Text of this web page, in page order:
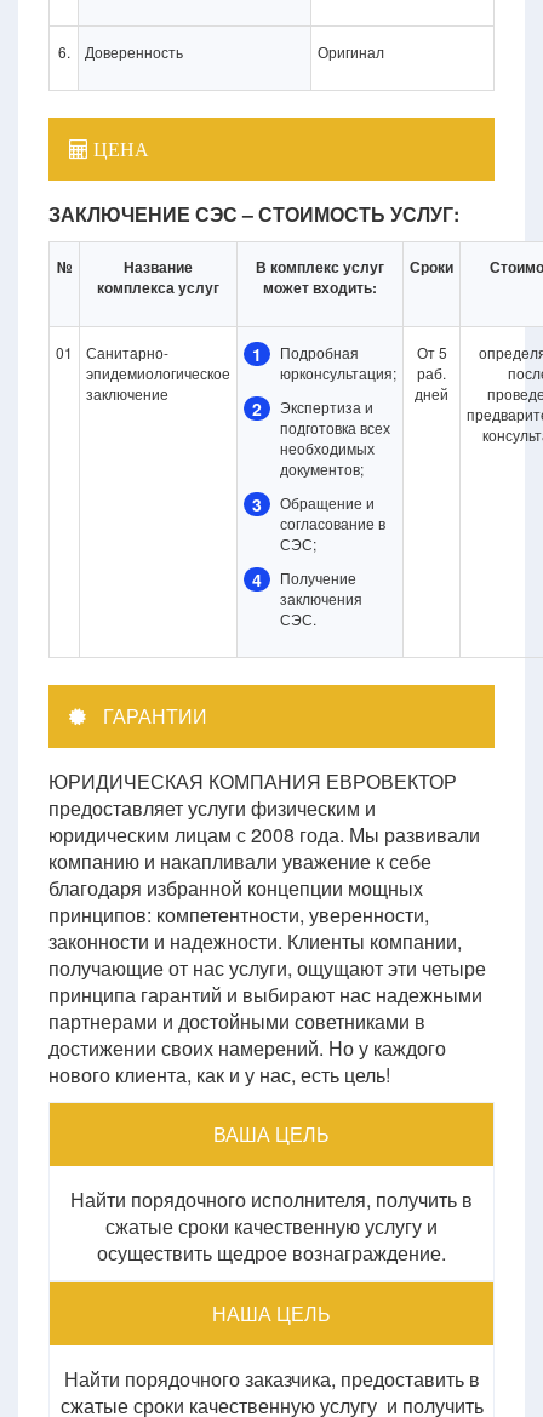
6. Доверенность Оригинал
ЦЕНА
ЗАКЛЮЧЕНИЕ СЭС – СТОИМОСТЬ УСЛУГ:
№
Название
комплекса услуг
В комплекс услуг
может входить:
Сроки
01
Санитарно-
эпидемиологическое
заключение
1
Подробная
юрконсультация;
2
Экспертиза и
подготовка всех
необходимых
документов;
3
Обращение и
согласование в
СЭС;
4
Получение
заключения
СЭС.
От 5
раб.
дней
ГАРАНТИИ
ЮРИДИЧЕСКАЯ КОМПАНИЯ ЕВРОВЕКТОР
предоставляет услуги физическим и
юридическим лицам с 2008 года. Мы развивали
компанию и накапливали уважение к себе
благодаря избранной концепции мощных
принципов: компетентности, уверенности,
законности и надежности. Клиенты компании,
получающие от нас услуги, ощущают эти четыре
принципа гарантий и выбирают нас надежными
партнерами и достойными советниками в
достижении своих намерений. Но у каждого
нового клиента, как и у нас, есть цель!
ВАША ЦЕЛЬ
Найти порядочного исполнителя, получить в
сжатые сроки качественную услугу и
осуществить щедрое вознаграждение.
НАША ЦЕЛЬ
Найти порядочного заказчика, предоставить в
сжатые сроки качественную услугу и получить